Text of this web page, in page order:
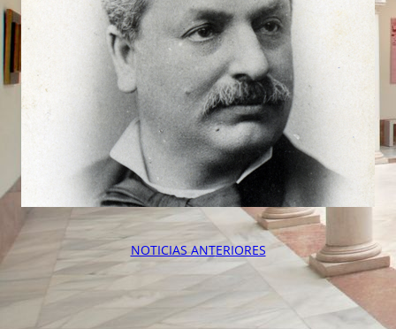
NOTICIAS ANTERIORES